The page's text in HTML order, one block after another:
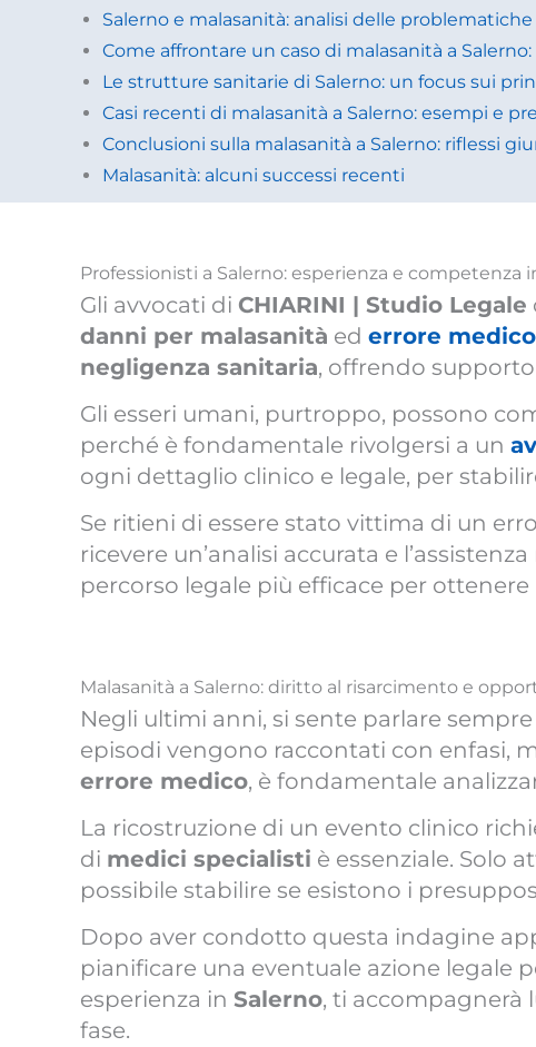
Salerno e malasanità: analisi delle
Come affrontare un caso di malasanità a
Le strutture sanitarie di Salerno: un focus sui
Casi recenti di malasanità a Salerno: esempi e
Conclusioni sulla malasanità a Salerno: riflessi
Malasanità: alcuni successi recenti
Professionisti a Salerno: esperienza e competenza
Gli avvocati di CHIARINI | Studio Legale
danni per malasanità ed errore medico
negligenza sanitaria, offrendo
Gli esseri umani, purtroppo, possono
perché è fondamentale rivolgersi a un
ogni dettaglio clinico e legale, per
Se ritieni di essere stato vittima di un
ricevere un’analisi accurata e
percorso legale più efficace per ottenere
Malasanità a Salerno: diritto al risarcimento e
Negli ultimi anni, si sente parlare
episodi vengono raccontati con enfasi,
errore medico, è fondamentale
La ricostruzione di un evento clinico
di medici specialisti è essenziale. Solo
possibile stabilire se esistono i
Dopo aver condotto questa indagine
pianificare una eventuale azione legale
esperienza in Salerno, ti accompagnerà
fase.